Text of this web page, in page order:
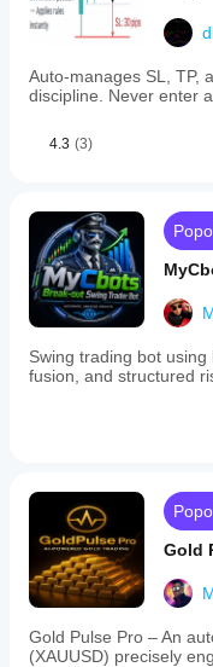
Auto-manages SL, TP,
discipline. Never enter
4.3 (3)
Swing trading bot
fusion, and structured
Gold
Gold Pulse Pro – An
(XAUUSD) precisely